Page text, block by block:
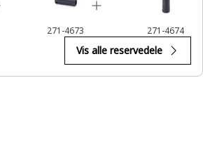
271-4673 271-4674
Vis alle reservedele